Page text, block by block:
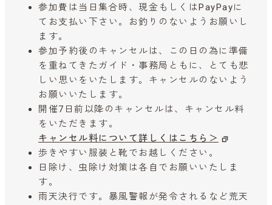
参加費は当日集合時、現金もしくはPayPayに
てお支払い下さい。お釣りのないようお願いし
ます。
参加予約後のキャンセルは、この日の為に準備
を重ねてきたガイド・事務局ともに、とても悲
しい思いをいたします。キャンセルのないよう
お願いいたします。
開催7日前以降のキャンセルは、キャンセル料
をいただきます。
キャンセル料について詳しくはこちら＞
歩きやすい服装と靴でお越しください。
日除け、虫除け対策は各自でお願いいたしま
す。
雨天決行です。暴風警報が発令されるなど荒天